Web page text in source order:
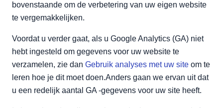
bovenstaande om de verbetering van uw eigen website
te vergemakkelijken.
Voordat u verder gaat, als u Google Analytics (GA) niet
hebt ingesteld om gegevens voor uw website te
verzamelen, zie dan Gebruik analyses met uw site om te
leren hoe je dit moet doen.Anders gaan we ervan uit dat
u een redelijk aantal GA -gegevens voor uw site heeft.